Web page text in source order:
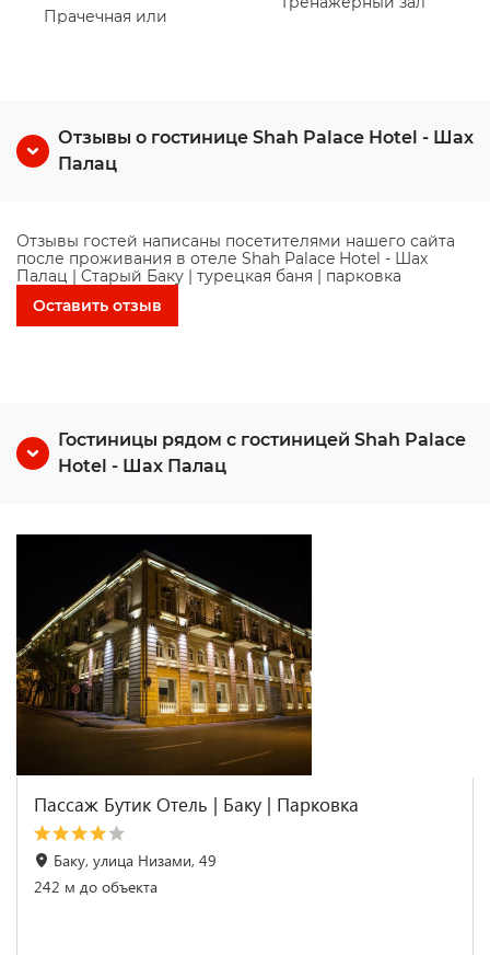
Прачечная или
Отзывы о гостинице Shah Palace Hotel - Шах
Палац
Отзывы гостей написаны посетителями нашего сайта
после проживания в отеле Shah Palace Hotel - Шах
Палац | Cтарый Баку | турецкая баня | парковка
Оставить отзыв
Гостиницы рядом с гостиницей Shah Palace
Hotel - Шах Палац
Пассаж Бутик Отель | Баку | Парковка
Баку, улица Низами, 49
242 м до объекта